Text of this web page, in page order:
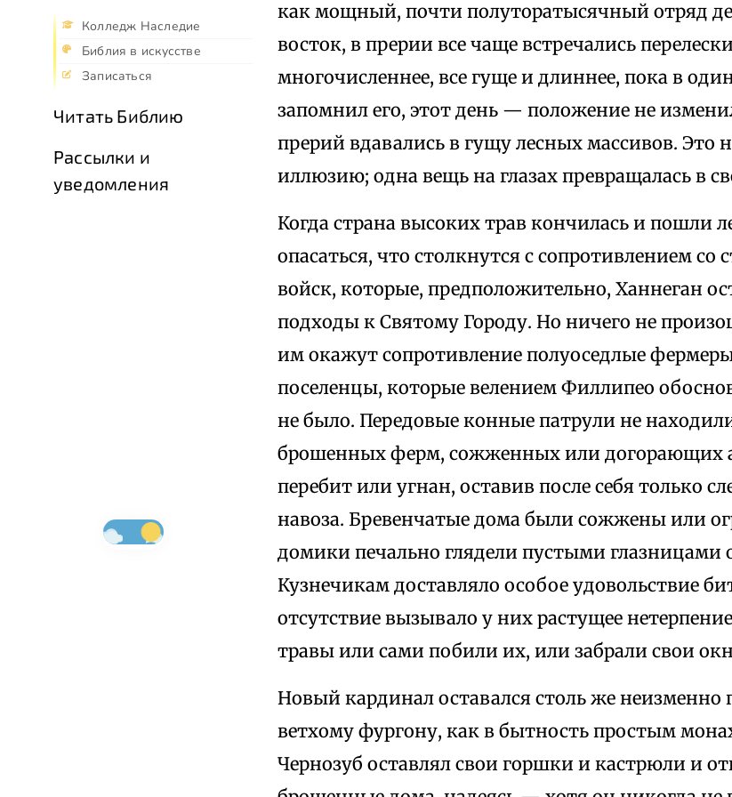
Колледж Наследие
Библия в искусстве
Записаться
Читать Библию
Рассылки и
уведомления
как мощный, почти полуторатысячный отряд
восток, в прерии все чаще встречались
многочисленнее, все гуще и длиннее, пока в
запомнил его, этот день — положение не
прерий вдавались в гущу лесных массивов. Это
иллюзию; одна вещь на глазах превращалась в
Когда страна высоких трав кончилась и пошли
опасаться, что столкнутся с сопротивлением со
войск, которые, предположительно, Ханнеган
подходы к Святому Городу. Но ничего не
им окажут сопротивление полуоседлые
поселенцы, которые велением Филлипео
не было. Передовые конные патрули не
брошенных ферм, сожженных или догорающих
перебит или угнан, оставив после себя только
навоза. Бревенчатые дома были сожжены или
домики печально глядели пустыми глазницами
Кузнечикам доставляло особое удовольствие
отсутствие вызывало у них растущее
травы или сами побили их, или забрали свои
Новый кардинал оставался столь же неизменно
ветхому фургону, как в бытность простым
Чернозуб оставлял свои горшки и кастрюли и